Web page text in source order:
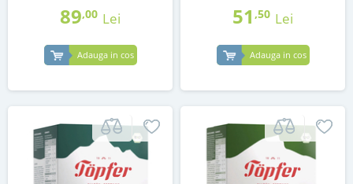
89,00 Lei
Adauga in cos
51 ,50 Lei
Adauga in cos